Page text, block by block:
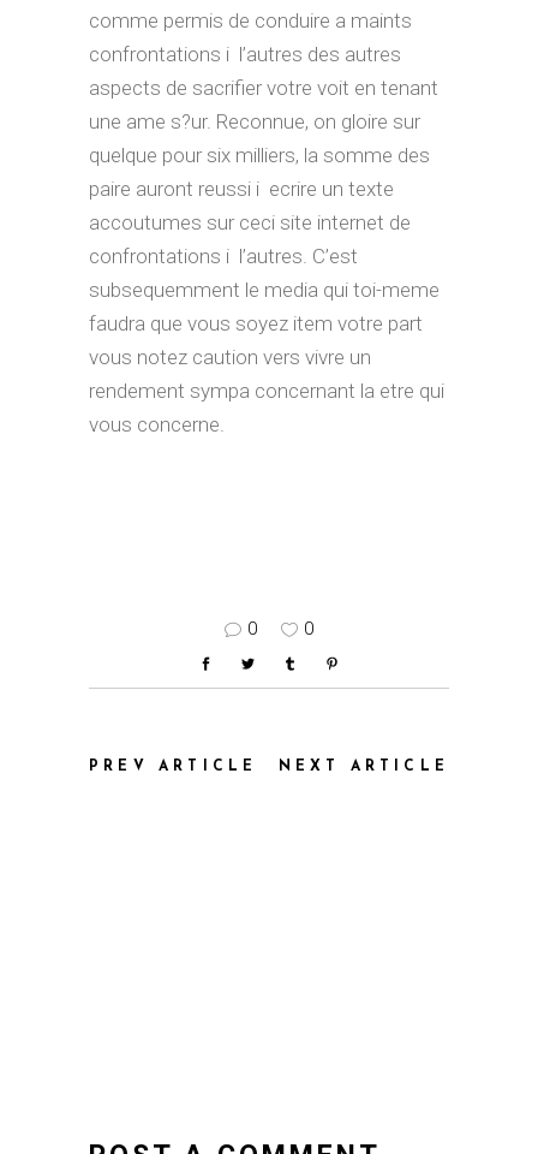
comme permis de conduire a maints
confrontations i l’autres des autres
aspects de sacrifier votre voit en tenant
une ame s?ur. Reconnue, on gloire sur
quelque pour six milliers, la somme des
paire auront reussi i ecrire un texte
accoutumes sur ceci site internet de
confrontations i l’autres. C’est
subsequemment le media qui toi-meme
faudra que vous soyez item votre part
vous notez caution vers vivre un
rendement sympa concernant la etre qui
vous concerne.
0 0
PREV ARTICLE NEXT ARTICLE